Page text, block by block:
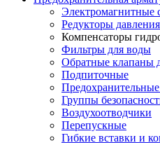
Электромагнитные
Редукторы
Компенсаторы
Фильтры для воды
Обратные клапаны
Подпиточные
Группы
Воздухоотводчики
Перепускные
Гибкие вставки и